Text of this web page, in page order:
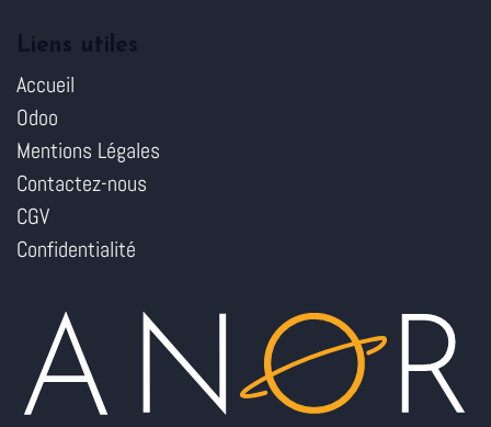
Accueil
Odoo
Mentions Légales
Contactez-nous
CGV
Confidentialité